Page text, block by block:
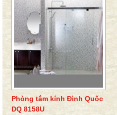
Phòng tắm kính Đình Quốc
DQ 8158U